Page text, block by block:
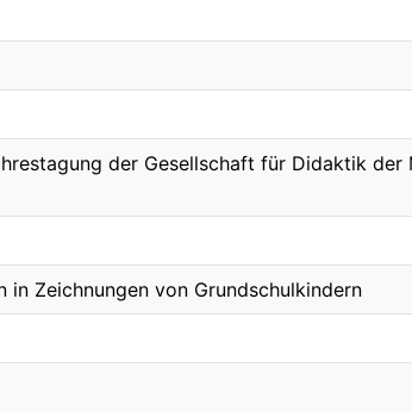
der Gesellschaft für Didaktik der
Zeichnungen von Grundschulkindern